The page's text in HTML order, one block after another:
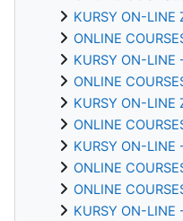
KURSY ON-
ONLINE
KURSY ON-
ONLINE
KURSY ON-
ONLINE
KURSY ON-
ONLINE
ONLINE
KURSY ON-LINE